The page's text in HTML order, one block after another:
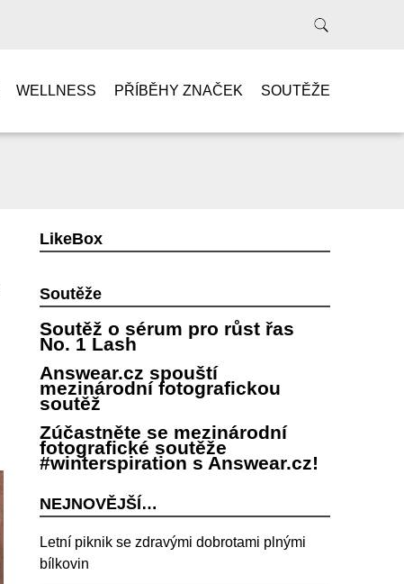
WELLNESS PŘÍBĚHY ZNAČEK SOUTĚŽE
LikeBox
Soutěže
Soutěž o sérum pro růst řas
No. 1 Lash
Answear.cz spouští
mezinárodní fotografickou
soutěž
Zúčastněte se mezinárodní
fotografické soutěže
#winterspiration s Answear.cz!
NEJNOVĚJŠÍ…
Letní piknik se zdravými dobrotami plnými
bílkovin